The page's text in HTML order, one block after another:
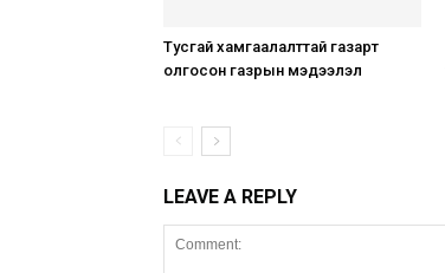
Тусгай хамгаалалттай газарт
олгосон газрын мэдээлэл
LEAVE A REPLY